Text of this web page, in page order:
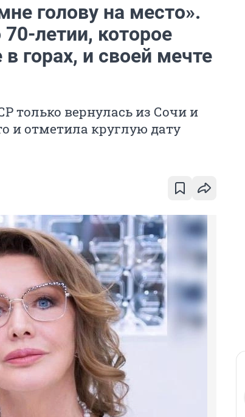
голову на место».
летии, которое
горах, и своей мечте
только вернулась из Сочи и
и отметила круглую дату